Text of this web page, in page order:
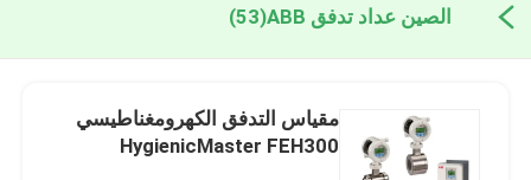
الصين عداد تدفق ABB (53)
مقياس التدفق الكهرومغناطيسي
HygienicMaster FEH300